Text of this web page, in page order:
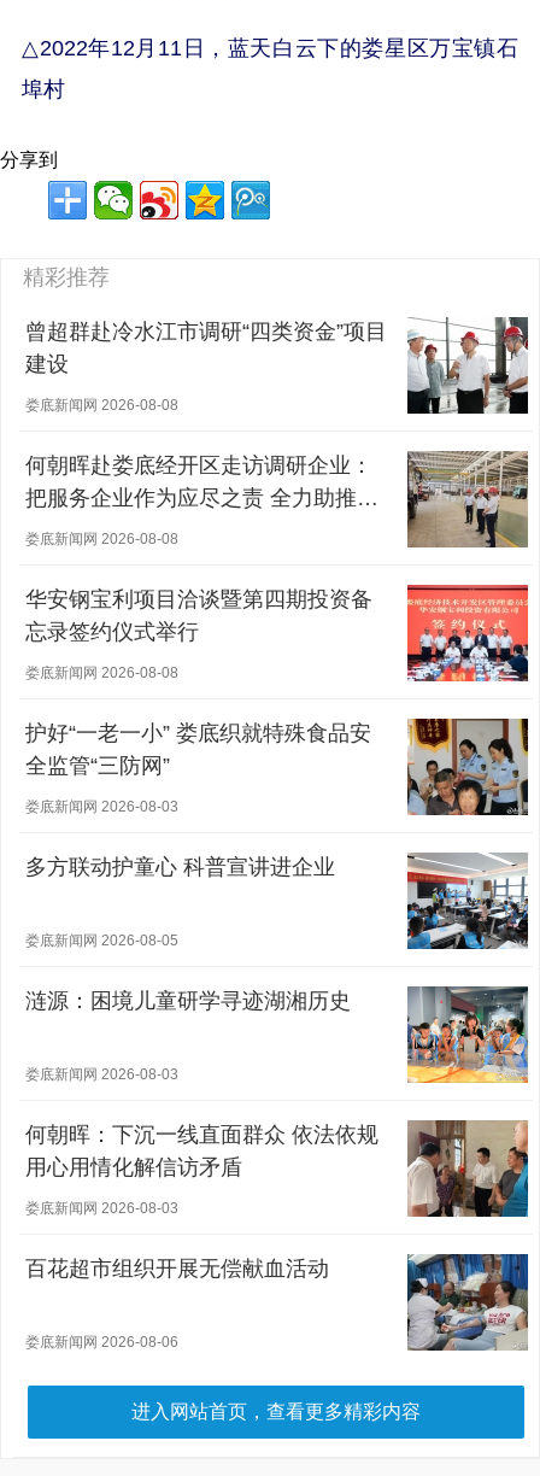
△ 2022年12月11日，蓝天白云下的娄星区万宝镇石
埠村
分享到
精彩推荐
曾超群赴冷水江市调研“四类资金”项目
建设
娄底新闻网 2026-08-08
何朝晖赴娄底经开区走访调研企业：
把服务企业作为应尽之责 全力助推经
营主体稳健发展
娄底新闻网 2026-08-08
华安钢宝利项目洽谈暨第四期投资备
忘录签约仪式举行
娄底新闻网 2026-08-08
护好“一老一小” 娄底织就特殊食品安
全监管“三防网”
娄底新闻网 2026-08-03
多方联动护童心 科普宣讲进企业
娄底新闻网 2026-08-05
涟源：困境儿童研学寻迹湖湘历史
娄底新闻网 2026-08-03
何朝晖：下沉一线直面群众 依法依规
用心用情化解信访矛盾
娄底新闻网 2026-08-03
百花超市组织开展无偿献血活动
娄底新闻网 2026-08-06
进入网站首页，查看更多精彩内容